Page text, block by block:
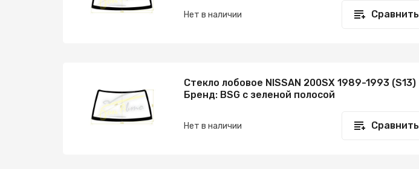
Нет в наличии Сравнить
Стекло лобовое NISSAN 200SX 1989-1993 (S13)
Бренд: BSG с зеленой полосой
Нет в наличии Сравнить